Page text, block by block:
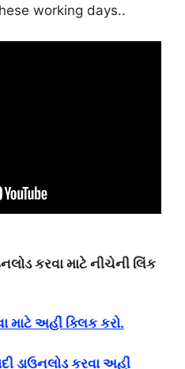
working days..
કરવા માટે નીચેની લિંક
માટે અહીં ક્લિક કરો.
ડાઉનલોડ કરવા અહીં